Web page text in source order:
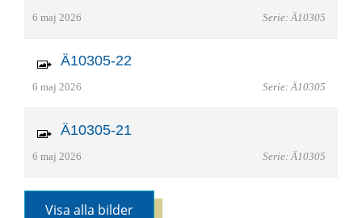
6 maj 2026 Serie: Ä10305
Ä10305-22
6 maj 2026 Serie: Ä10305
Ä10305-21
6 maj 2026 Serie: Ä10305
Visa alla bilder